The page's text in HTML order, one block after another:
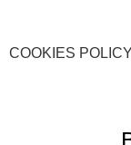
COOKIES POLICY